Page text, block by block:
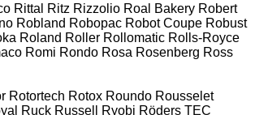
Rittal Ritz Rizzolio Roal Bakery Robert
Robland Robopac Robot Coupe Robust
Roland Roller Rollomatic Rolls-Royce
Romi Rondo Rosa Rosenberg Ross
Rotortech Rotox Roundo Rousselet
Ruck Russell Ryobi Röders TEC